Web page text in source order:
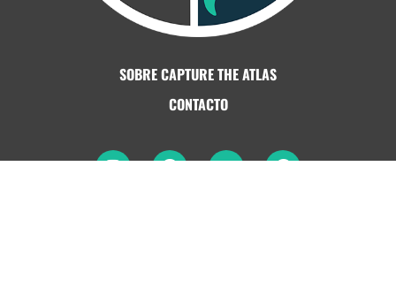
SOBRE CAPTURE THE ATLAS
CONTACTO